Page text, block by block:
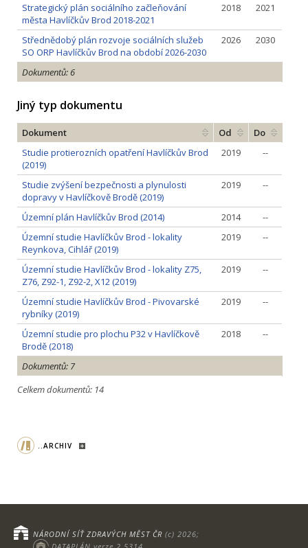
Strategický plán sociálního začleňování
města Havlíčkův Brod 2018-2021
2018 2021
Střednědobý plán rozvoje sociálních služeb
SO ORP Havlíčkův Brod na období 2026-2030
2026 2030
Dokumentů: 6
Jiný typ dokumentu
Dokument Od
Do
Studie protierozních opatření Havlíčkův Brod
(2019)
2019 --
Studie zvýšení bezpečnosti a plynulosti
dopravy v Havlíčkově Brodě (2019)
2019 --
Územní plán Havlíčkův Brod (2014) 2014
--
Územní studie Havlíčkův Brod - lokality
Reynkova, Cihlář (2019)
2019 --
Územní studie Havlíčkův Brod - lokality Z75,
Z76, Z92-1, Z92-2, X12 (2019)
2019 --
Územní studie Havlíčkův Brod - Pivovarské
rybníky (2019)
2019 --
Územní studie pro plochu P32 v Havlíčkově
Brodě (2018)
2018 --
Dokumentů: 7
Celkem dokumentů: 14
..ARCHIV
NÁRODNÍ SÍŤ ZDRAVÝCH MĚST ČR (c) 2026;